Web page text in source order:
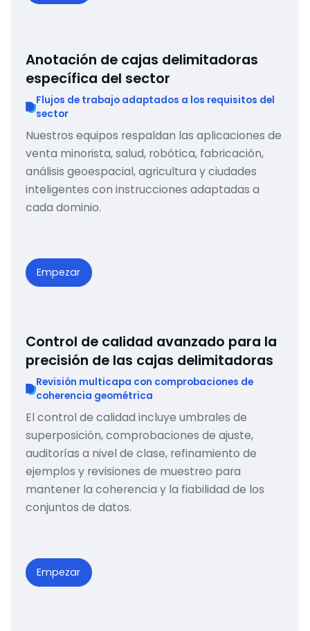
Anotación de cajas delimitadoras
específica del sector
Flujos de trabajo adaptados a los requisitos del
sector
Nuestros equipos respaldan las aplicaciones de
venta minorista, salud, robótica, fabricación,
análisis geoespacial, agricultura y ciudades
inteligentes con instrucciones adaptadas a
cada dominio.
Empezar
Control de calidad avanzado para la
precisión de las cajas delimitadoras
Revisión multicapa con comprobaciones de
coherencia geométrica
El control de calidad incluye umbrales de
superposición, comprobaciones de ajuste,
auditorías a nivel de clase, refinamiento de
ejemplos y revisiones de muestreo para
mantener la coherencia y la fiabilidad de los
conjuntos de datos.
Empezar